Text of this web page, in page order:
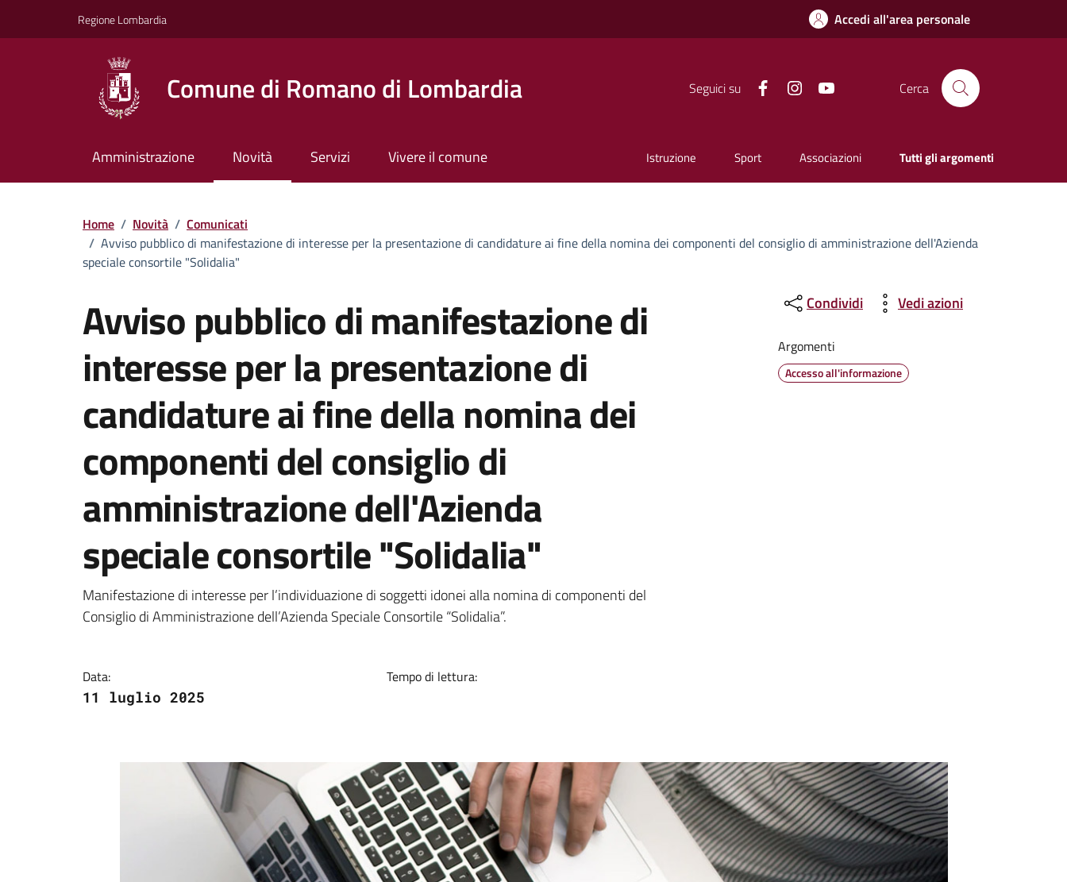
Regione Lombardia Accedi all'area personale
Comune di Romano di Lombardia Seguici su Facebook Instagram Cerca
Amministrazione Novità Servizi Vivere il comune Istruzione Sport Associazioni Tutti gli argomenti
Home / Novità / Comunicati
/ Avviso pubblico di manifestazione di interesse per la presentazione di candidature ai fine della nomina dei componenti del consiglio di amministrazione dell'Azienda
speciale consortile "Solidalia"
Avviso pubblico di manifestazione di
interesse per la presentazione di
candidature ai fine della nomina dei
componenti del consiglio di
amministrazione dell'Azienda
speciale consortile "Solidalia"
Dettagli della notizia
Manifestazione di interesse per l’individuazione di soggetti idonei alla nomina di componenti del
Consiglio di Amministrazione dell’Azienda Speciale Consortile “Solidalia”.
Data:
11 luglio 2025
Tempo di lettura:
Condividi Vedi azioni
Argomenti
Accesso all'informazione